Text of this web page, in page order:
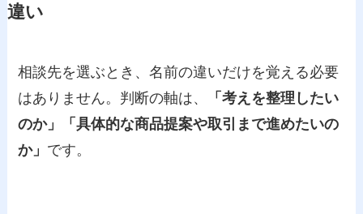
違い
相談先を選ぶとき、名前の違いだけを覚える必要
はありません。判断の軸は、
「考えを整理したい
のか」「具体的な商品提案や取引まで進めたいの
か」 です。